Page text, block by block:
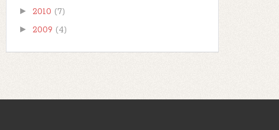
► 2010 (7)
► 2009 (4)